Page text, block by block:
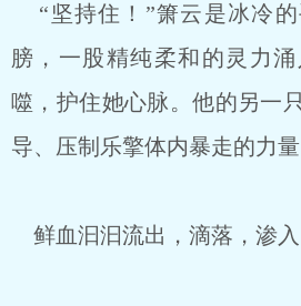
“坚持住！”箫云是冰冷的
膀，一股精纯柔和的灵力
噬，护住她心脉。他的另一
导、压制乐擎体内暴走的力量
鲜血汩汩流出，滴落，渗入